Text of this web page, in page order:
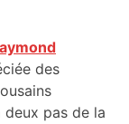
des
pas de la